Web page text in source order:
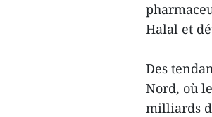
Halal et
Des
Nord, où
milliards